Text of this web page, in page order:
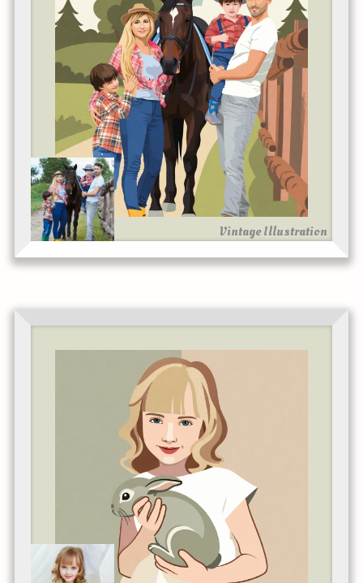
Vintage Illustration